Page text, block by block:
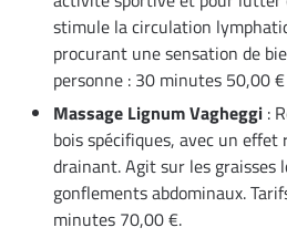
stimule la circulation
procurant une sensation de
personne : 30 minutes 50,00
Massage Lignum Vagheggi :
bois spécifiques, avec un
drainant. Agit sur les graisses
gonflements abdominaux.
minutes 70,00 €.